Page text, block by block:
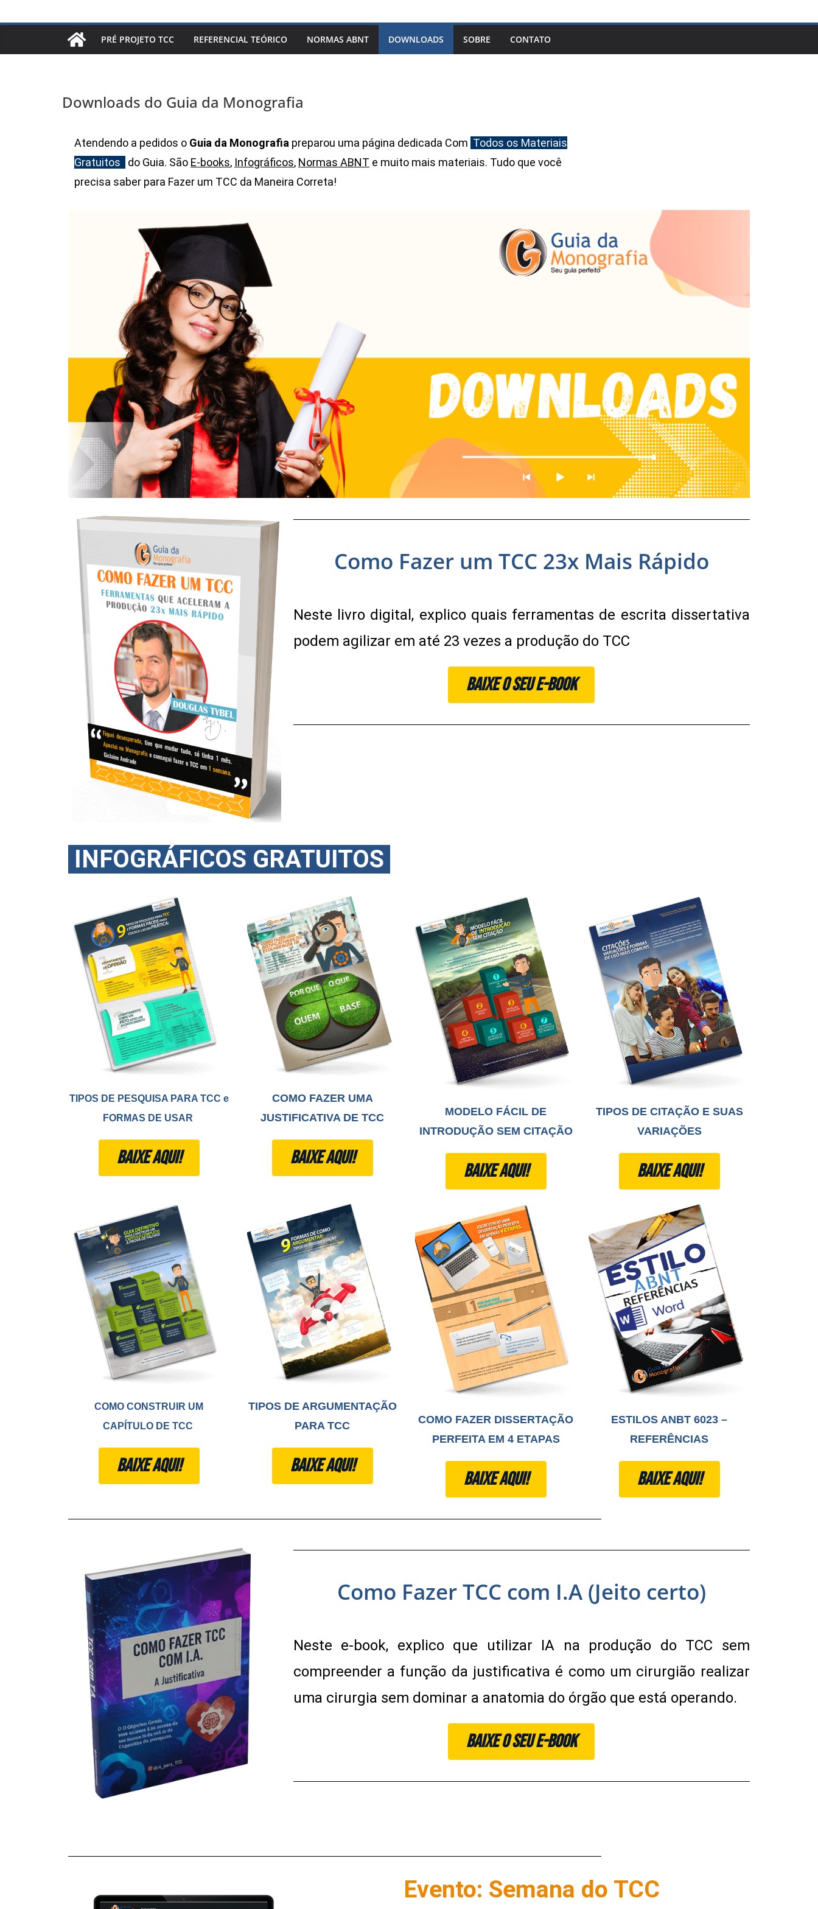
PRÉ PROJETO TCC REFERENCIAL TEÓRICO NORMAS ABNT DOWNLOADS SOBRE CONTATO
Downloads do Guia da Monografia
Atendendo a pedidos o Guia da Monografia preparou uma página dedicada Com Todos os Materiais
Gratuitos
do Guia. São E-books, Infográficos, Normas ABNT e muito mais materiais. Tudo que você
precisa saber para Fazer um TCC da Maneira Correta!
Como Fazer um TCC 23x Mais Rápido
Neste livro digital, explico quais ferramentas de escrita dissertativa
podem agilizar em até 23 vezes a produção do TCC
BAIXE O SEU E-BOOK
INFOGRÁFICOS GRATUITOS
TIPOS DE PESQUISA PARA TCC e
FORMAS DE USAR
BAIXE AQUI!
COMO FAZER UMA
JUSTIFICATIVA DE TCC
BAIXE AQUI!
MODELO FÁCIL DE
INTRODUÇÃO SEM CITAÇÃO
BAIXE AQUI!
TIPOS DE CITAÇÃO E SUAS
VARIAÇÕES
BAIXE AQUI!
COMO CONSTRUIR UM
CAPÍTULO DE TCC
BAIXE AQUI!
TIPOS DE ARGUMENTAÇÃO
PARA TCC
BAIXE AQUI!
COMO FAZER DISSERTAÇÃO
PERFEITA EM 4 ETAPAS
BAIXE AQUI!
ESTILOS ANBT 6023 –
REFERÊNCIAS​
BAIXE AQUI!
Como Fazer TCC com I.A (Jeito certo)
Neste e-book, explico que utilizar IA na produção do TCC sem
compreender a função da justificativa é como um cirurgião realizar
uma cirurgia sem dominar a anatomia do órgão que está operando.
BAIXE O SEU E-BOOK
Evento: Semana do TCC